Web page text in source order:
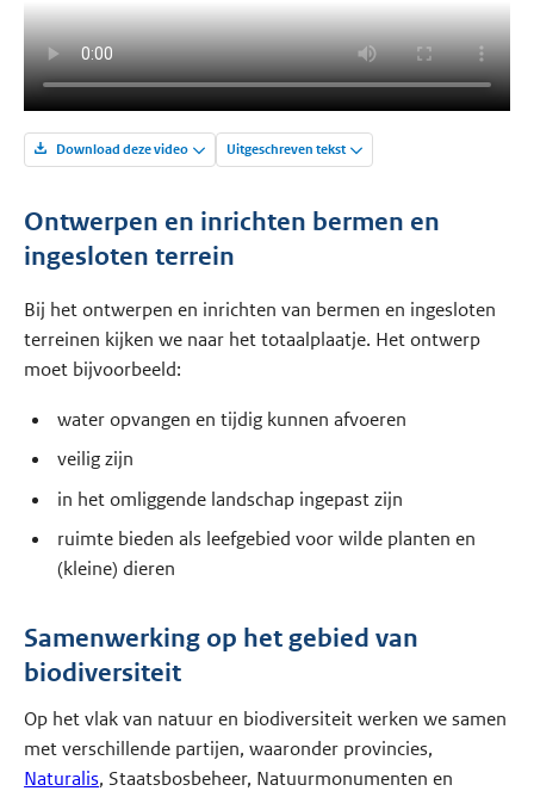
Download deze video Uitgeschreven tekst
Ontwerpen en inrichten bermen en
ingesloten terrein
Bij het ontwerpen en inrichten van bermen en ingesloten
terreinen kijken we naar het totaalplaatje. Het ontwerp
moet bijvoorbeeld:
water opvangen en tijdig kunnen afvoeren
veilig zijn
in het omliggende landschap ingepast zijn
ruimte bieden als leefgebied voor wilde planten en
(kleine) dieren
Samenwerking op het gebied van
biodiversiteit
Op het vlak van natuur en biodiversiteit werken we samen
met verschillende partijen, waaronder provincies,
Naturalis, Staatsbosbeheer, Natuurmonumenten en